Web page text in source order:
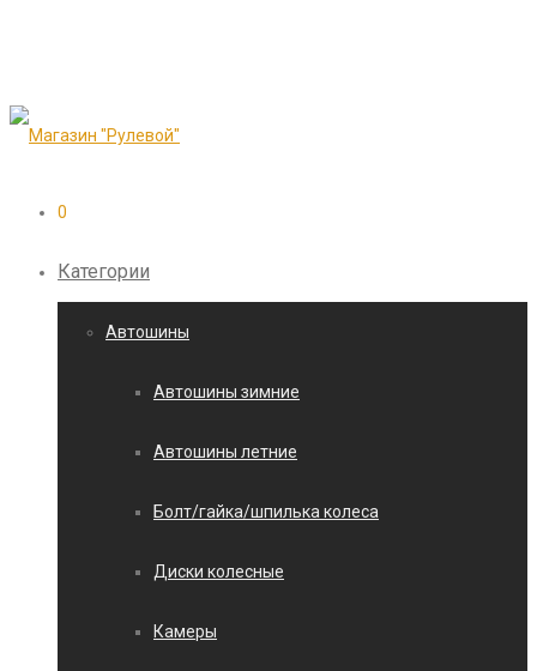
0
Категории
Автошины
Автошины зимние
Автошины летние
Болт/гайка/шпилька колеса
Диски колесные
Камеры